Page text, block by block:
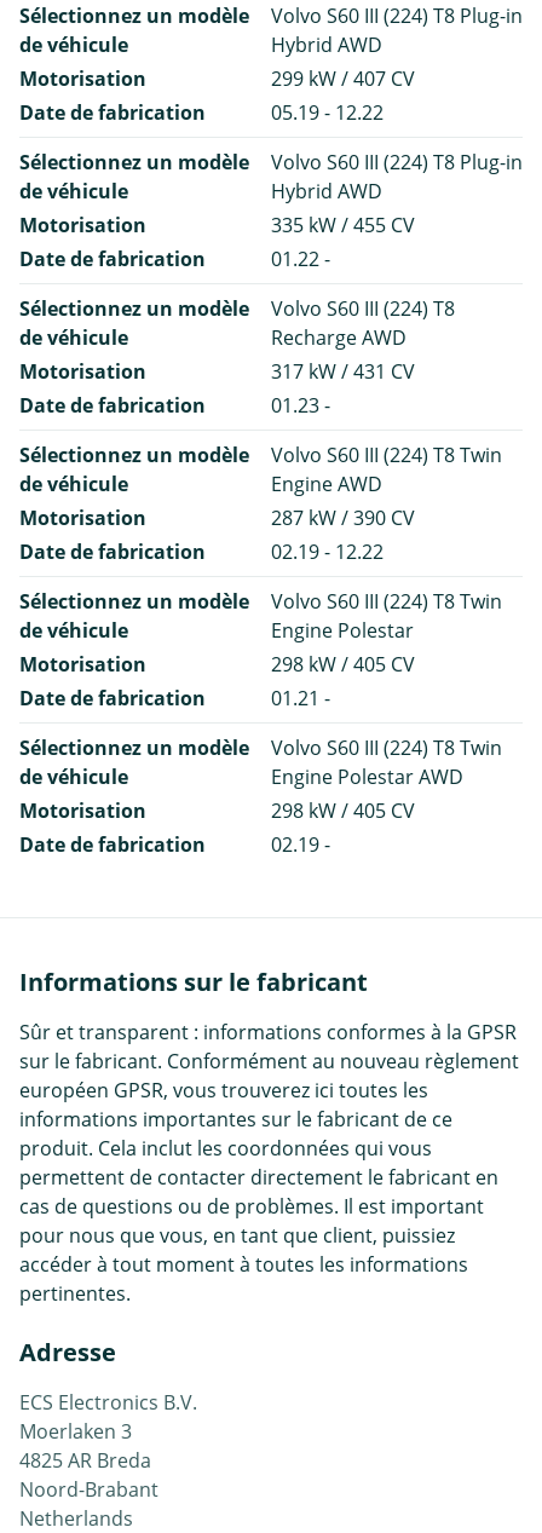
Sélectionnez un modèle
de véhicule
Volvo S60 III (224) T8 Plug-in
Hybrid AWD
Motorisation
299 kW / 407 CV
Date de fabrication
05.19 - 12.22
Sélectionnez un modèle
de véhicule
Volvo S60 III (224) T8 Plug-in
Hybrid AWD
Motorisation
335 kW / 455 CV
Date de fabrication
01.22 -
Sélectionnez un modèle
de véhicule
Volvo S60 III (224) T8
Recharge AWD
Motorisation
317 kW / 431 CV
Date de fabrication
01.23 -
Sélectionnez un modèle
de véhicule
Volvo S60 III (224) T8 Twin
Engine AWD
Motorisation
287 kW / 390 CV
Date de fabrication
02.19 - 12.22
Sélectionnez un modèle
de véhicule
Volvo S60 III (224) T8 Twin
Engine Polestar
Motorisation
298 kW / 405 CV
Date de fabrication
01.21 -
Sélectionnez un modèle
de véhicule
Volvo S60 III (224) T8 Twin
Engine Polestar AWD
Motorisation
298 kW / 405 CV
Date de fabrication
02.19 -
Informations sur le fabricant
Sûr et transparent : informations conformes à la GPSR
sur le fabricant. Conformément au nouveau règlement
européen GPSR, vous trouverez ici toutes les
informations importantes sur le fabricant de ce
produit. Cela inclut les coordonnées qui vous
permettent de contacter directement le fabricant en
cas de questions ou de problèmes. Il est important
pour nous que vous, en tant que client, puissiez
accéder à tout moment à toutes les informations
pertinentes.
Adresse
ECS Electronics B.V.
Moerlaken 3
4825 AR Breda
Noord-Brabant
Netherlands